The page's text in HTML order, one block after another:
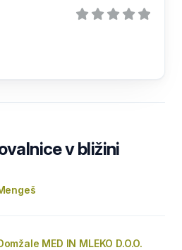
v bližini
MED IN MLEKO D.O.O.